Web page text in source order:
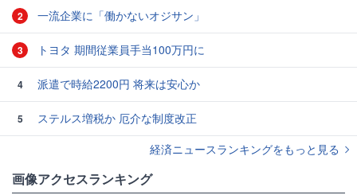
2 一流企業に「働かないオジサン」
3 トヨタ 期間従業員手当100万円に
4 派遣で時給2200円 将来は安心か
5
ステルス増税か 厄介な制度改正
経済ニュースランキングをもっと見る
画像アクセスランキング